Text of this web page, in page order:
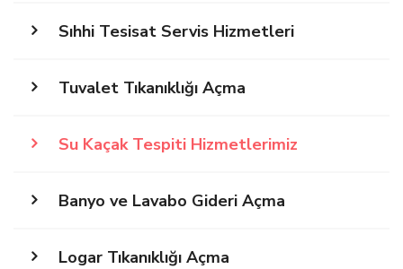
Sıhhi Tesisat Servis Hizmetleri
Tuvalet Tıkanıklığı Açma
Su Kaçak Tespiti Hizmetlerimiz
Banyo ve Lavabo Gideri Açma
Logar Tıkanıklığı Açma